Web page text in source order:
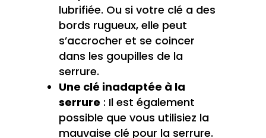
lubrifiée. Ou si votre clé a des
bords rugueux, elle peut
s’accrocher et se coincer
dans les goupilles de la
serrure.
Une clé inadaptée à la
serrure : Il est également
possible que vous utilisiez la
mauvaise clé pour la serrure.